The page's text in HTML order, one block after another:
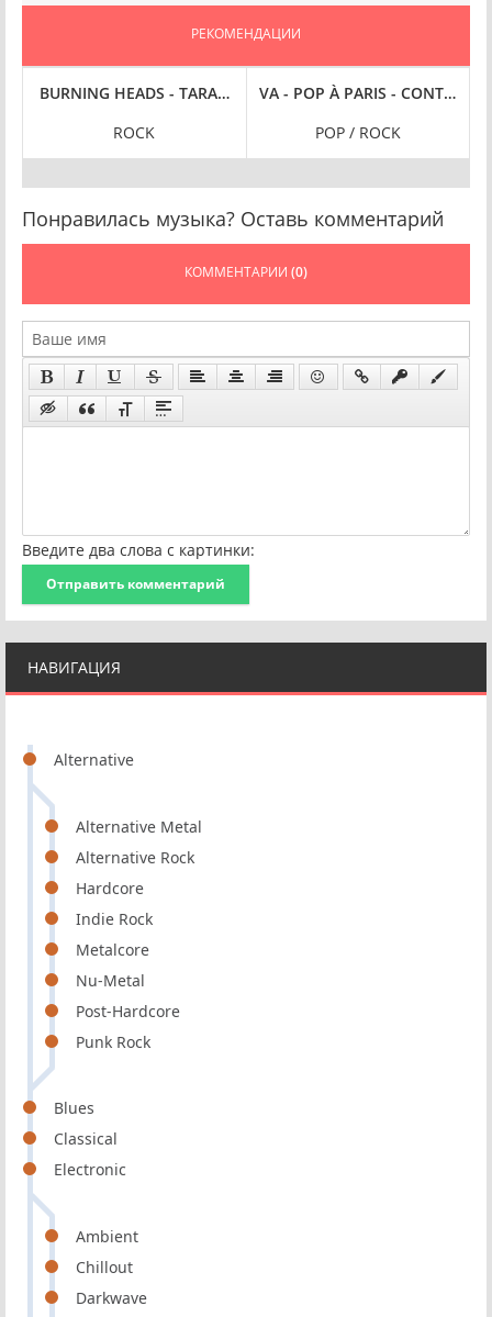
НАВИГАЦИЯ
Alternative
Alternative Metal
Alternative Rock
Hardcore
Indie Rock
Metalcore
Nu-Metal
Post-Hardcore
Punk Rock
Blues
Classical
Electronic
Ambient
Chillout
Darkwave
РЕКОМЕНДАЦИИ
[24-BIT HI-RES] (2024) FLAC
BURNING HEADS - TARANTO [REMASTERED 2024, 24-BIT HI-
ROCK
VA - POP À PARIS - CONTACT
POP / ROCK
Понравилась музыка? Оставь комментарий
КОММЕНТАРИИ (0)
Введите два слова с картинки:
Отправить комментарий